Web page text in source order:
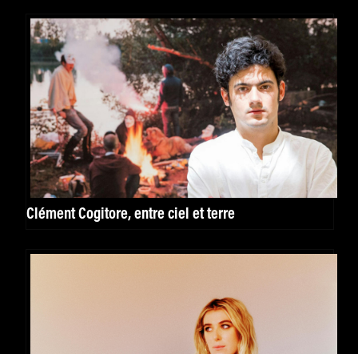
Clément Cogitore, entre ciel et terre